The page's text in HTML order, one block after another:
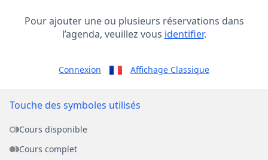
Pour ajouter une ou plusieurs réservations dans
l’agenda, veuillez vous identifier.
Connexion Affichage Classique
Touche des symboles utilisés
Cours disponible
Cours complet